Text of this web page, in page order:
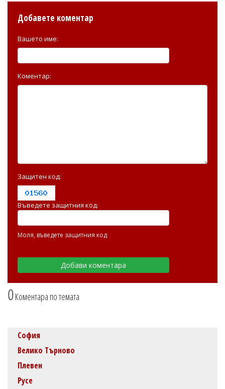
0Коментара по темата
Добавете коментар
Вашето име:
Коментар:
Защитен код:
Въведете защитния код:
Моля, въведете защитния код
София
Велико Търново
Плевен
Русе